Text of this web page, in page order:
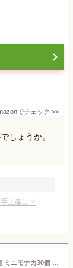
でチェック >>
しょうか。
土産は？
【仙台駅倉庫出荷】【常温商品】 白松がモナカ本舗 ミニモナカ30個 東北 お土産 みやげ 東北みやげ お菓子 スイーツ グルメ お中元 お取り寄せ ギフト プレゼント のし可 御歳暮 内祝い